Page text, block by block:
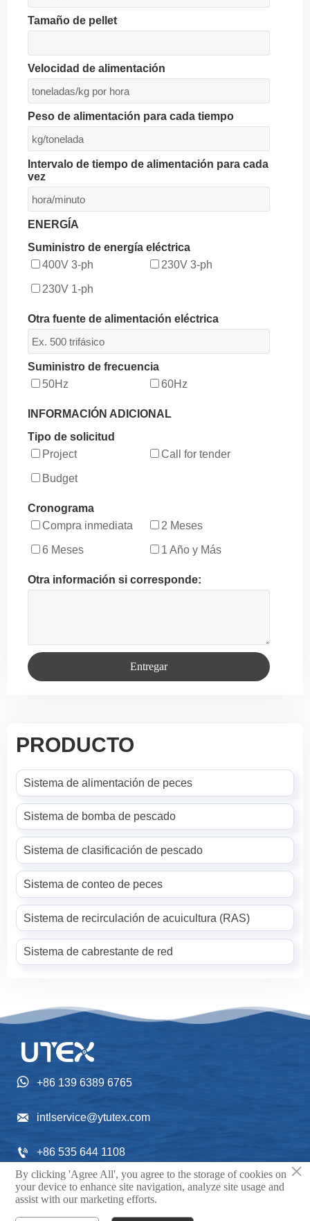
Tamaño de pellet
Velocidad de alimentación
Peso de alimentación para cada tiempo
Intervalo de tiempo de alimentación para cada
vez
ENERGÍA
Suministro de energía eléctrica
400V 3-ph
230V 3-ph
230V 1-ph
Otra fuente de alimentación eléctrica
Suministro de frecuencia
50Hz
60Hz
INFORMACIÓN ADICIONAL
Tipo de solicitud
Project
Call for tender
Budget
Cronograma
Compra inmediata
2 Meses
6 Meses 1 Año y Más
Otra información si corresponde:
Entregar
PRODUCTO
Sistema de alimentación de peces
Sistema de bomba de pescado
Sistema de clasificación de pescado
Sistema de conteo de peces
Sistema de recirculación de acuicultura (RAS)
Sistema de cabrestante de red
 +86 139 6389 6765
 intlservice@ytutex.com
 +86 535 644 1108
Gangchengxi Street NO. 352, Fushan District, Yantai
City, Shandong Province, China.
×
By clicking 'Agree All', you agree to the storage of cookies on
your device to enhance site navigation, analyze site usage and
assist with our marketing efforts.